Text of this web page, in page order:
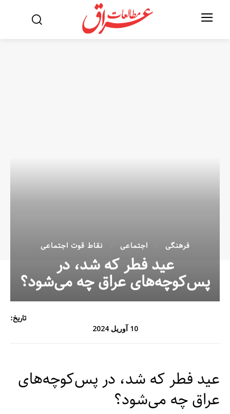
فرهنگی اجتماعی نقاط قوت اجتماعی
عید فطر که شد، در
پس‌کوچه‌های عراق چه می‌شود؟
تاریخ:
10 آوریل 2024
عید فطر که شد، در پس‌کوچه‌های
عراق چه می‌شود؟